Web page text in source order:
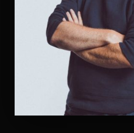
Remember Me
By signing in, you agree toour
conditions and ourprivacy